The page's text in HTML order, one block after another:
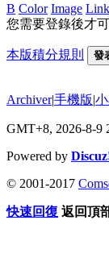
B Color Image Link
您需要登錄後才
本版積分規則 發
Archiver|手機版|
GMT+8, 2026-8-9
Powered by
© 2001-2017
快速回復 返回頂